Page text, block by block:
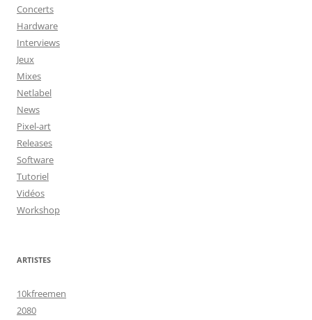
Concerts
Hardware
Interviews
Jeux
Mixes
Netlabel
News
Pixel-art
Releases
Software
Tutoriel
Vidéos
Workshop
ARTISTES
10kfreemen
2080